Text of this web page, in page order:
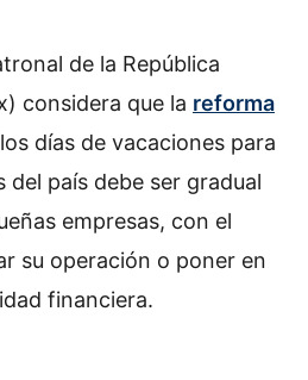
de la República
considera que la reforma
días de vacaciones para
del país debe ser gradual
empresas, con el
su operación o poner en
financiera.